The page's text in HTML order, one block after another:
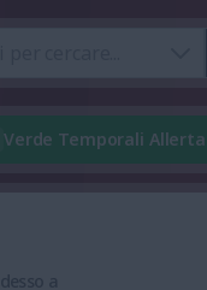
Verde Temporali